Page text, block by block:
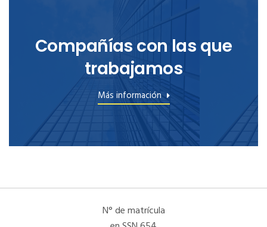
Compañías con las que
trabajamos
Más información
N° de matrícula